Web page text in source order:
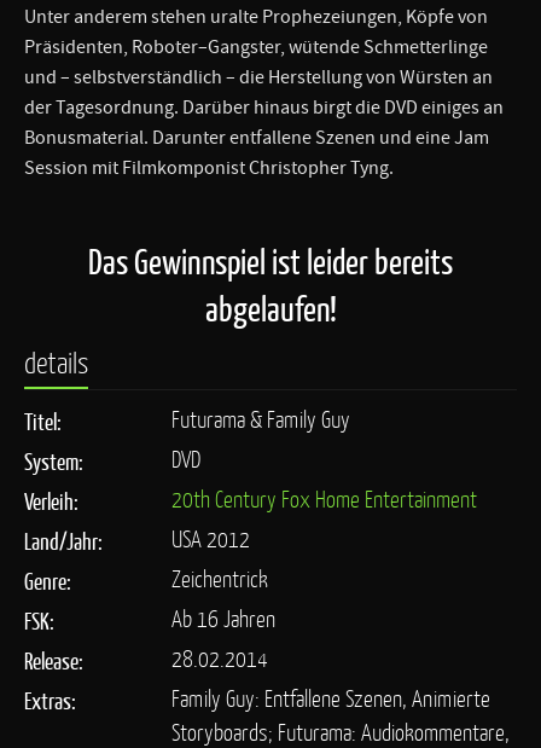
Unter anderem stehen uralte Prophezeiungen, Köpfe von
Präsidenten, Roboter–Gangster, wütende Schmetterlinge
und – selbstverständlich – die Herstellung von Würsten an
der Tagesordnung. Darüber hinaus birgt die DVD einiges an
Bonusmaterial. Darunter entfallene Szenen und eine Jam
Session mit Filmkomponist Christopher Tyng.
Das Gewinnspiel ist leider bereits
abgelaufen!
details
Titel:
Futurama & Family Guy
System:
DVD
Verleih:
20th Century Fox Home Entertainment
Land/Jahr:
USA 2012
Genre:
Zeichentrick
FSK:
Ab 16 Jahren
Release:
28.02.2014
Extras:
Family Guy: Entfallene Szenen, Animierte
Storyboards; Futurama: Audiokommentare,